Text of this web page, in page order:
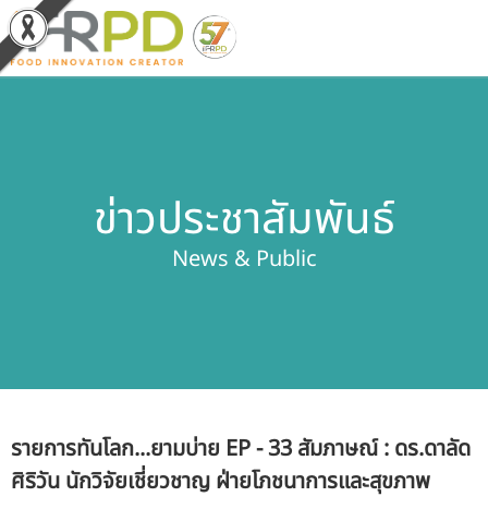
ผลิตภัณฑ์และจำหน่าย
บุคลากรสถาบัน
ข่าวประชาสัมพันธ์
News & Public
รายการทันโลก...ยามบ่าย EP - 33 สัมภาษณ์ : ดร.ดาลัด
ศิริวัน นักวิจัยเชี่ยวชาญ ฝ่ายโภชนาการและสุขภาพ